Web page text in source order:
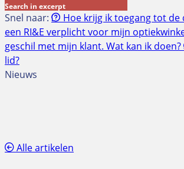
Search in excerpt
Snel naar: Hoe krijg ik toegang tot de
een RI&E verplicht voor mijn
geschil met mijn klant. Wat kan ik doen?
lid?
Nieuws
Alle artikelen